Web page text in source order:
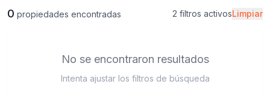
0 propiedades encontradas 2 filtros activosLimpiar
No se encontraron resultados
Intenta ajustar los filtros de búsqueda